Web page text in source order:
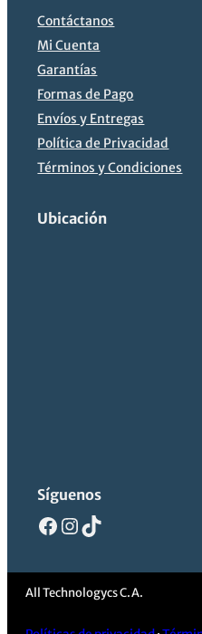
Contáctanos
Mi Cuenta
Garantías
Formas de Pago
Envíos y Entregas
Política de Privacidad
Términos y Condiciones
Ubicación
Síguenos
Facebook
Instagram
TikTok
All Technologycs C.A.